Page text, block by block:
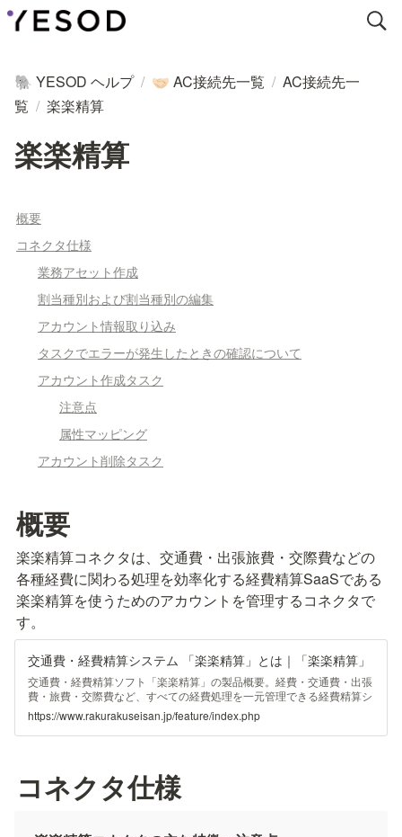
🐘 YESOD ヘルプ / 🤝🏻 AC接続先一覧 / AC接続先一
覧 / 楽楽精算
楽楽精算
概要
コネクタ仕様
業務アセット作成
割当種別および割当種別の編集
アカウント情報取り込み
タスクでエラーが発生したときの確認について
アカウント作成タスク
注意点
属性マッピング
アカウント削除タスク
概要
楽楽精算コネクタは、交通費・出張旅費・交際費などの
各種経費に関わる処理を効率化する経費精算SaaSである
楽楽精算を使うためのアカウントを管理するコネクタで
す。
交通費・経費精算システム 「楽楽精算」とは｜「楽楽精算」
交通費・経費精算ソフト「楽楽精算」の製品概要。経費・交通費・出張
費・旅費・交際費など、すべての経費処理を一元管理できる経費精算シ
ステムです。経費精算フローを電子化することで、どのように業務効率
が改善されるかを解説します。
https://www.rakurakuseisan.jp/feature/index.php
コネクタ仕様